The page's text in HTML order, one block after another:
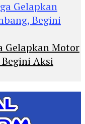
Gelapkan Motor
Aksi